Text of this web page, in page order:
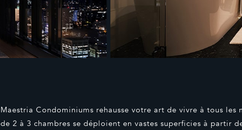
Maestria Condominiums rehausse votre art de vivre à tous les
de 2 à 3 chambres se déploient en vastes superficies à partir